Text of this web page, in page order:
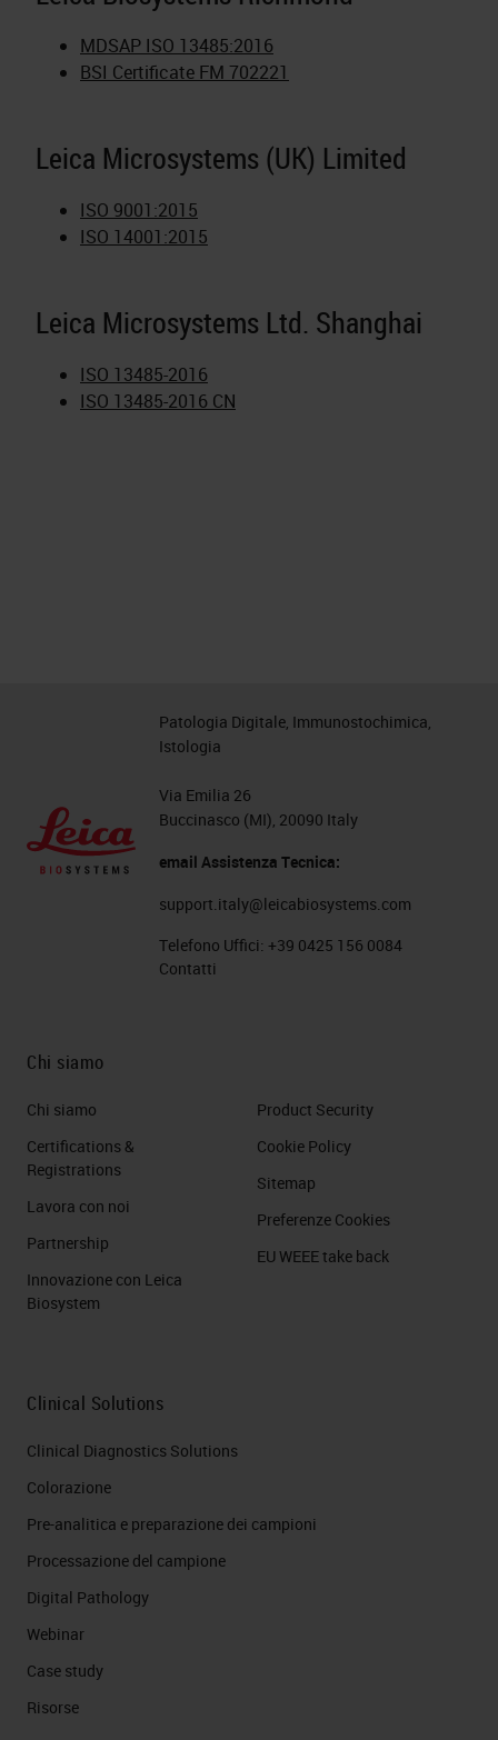
MDSAP ISO 13485:2016
BSI Certificate FM 702221
Leica Microsystems (UK) Limited
ISO 9001:2015
ISO 14001:2015
Leica Microsystems Ltd. Shanghai
ISO 13485-2016
ISO 13485-2016 CN
Patologia Digitale, Immunostochimica,
Istologia
Via Emilia 26
Buccinasco (MI), 20090 Italy
email Assistenza Tecnica:
support.italy@leicabiosystems.com
Telefono Uffici: +39 0425 156 0084
Contatti
Chi siamo
Chi siamo
Certifications &
Registrations
Lavora con noi
Partnership
Innovazione con Leica
Biosystem
Product Security
Cookie Policy
Sitemap
Preferenze Cookies
EU WEEE take back
Clinical Solutions
Clinical Diagnostics Solutions
Colorazione
Pre-analitica e preparazione dei campioni
Processazione del campione
Digital Pathology
Webinar
Case study
Risorse